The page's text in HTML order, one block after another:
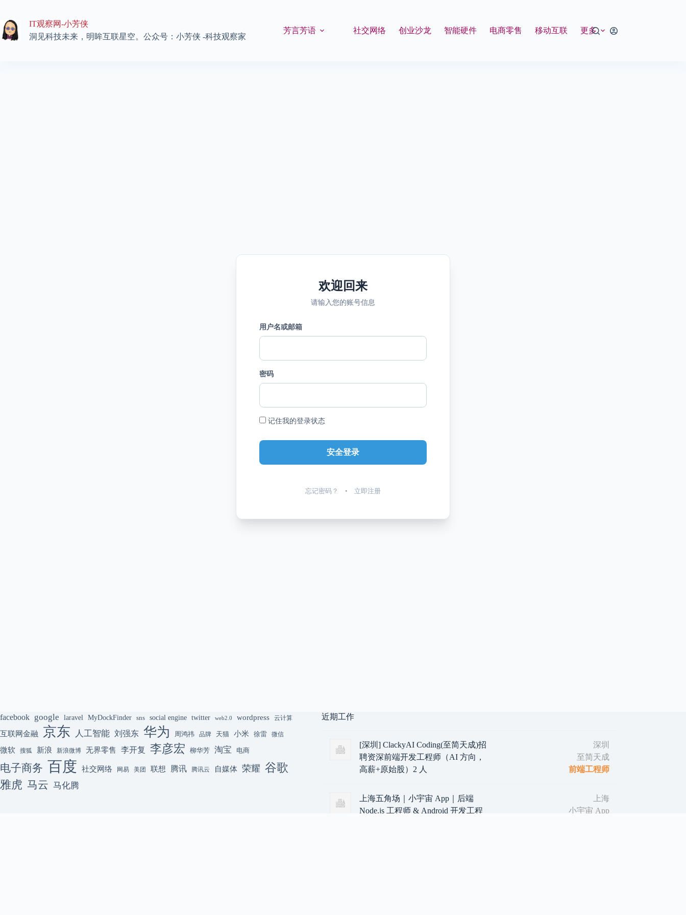
内
容
IT观察网-小芳侠
洞见科技未来，明眸互联星空。公众号：小芳侠 -科技观察家
芳言芳语 社交网络 创业沙龙 智能硬件 电商零售 移动互联 更多
欢迎回来
请输入您的账号信息
用户名或邮箱
密码
记住我的登录状态
忘记密码？ • 立即注册
facebook google laravel MyDockFinder sns social engine twitter web2.0 wordpress 云计算
互联网金融 京东 人工智能 刘强东 华为 周鸿祎 品牌 天猫 小米 徐雷 微信
微软 搜狐 新浪 新浪微博 无界零售 李开复 李彦宏 柳华芳 淘宝 电商
电子商务 百度 社交网络 网易 美团 联想 腾讯 腾讯云 自媒体 荣耀 谷歌
雅虎 马云 马化腾
近期工作
[深圳] ClackyAI Coding(至简天成)招
聘资深前端开发工程师（AI 方向，
高薪+原始股）2 人
深圳
至简天成
前端工程师
上海五角场｜小宇宙 App｜后端
Node.js 工程师 & Android 开发工程
上海
小宇宙 App